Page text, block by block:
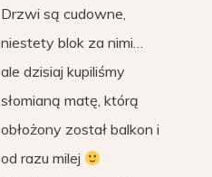
Drzwi są cudowne,
niestety blok za nimi…
ale dzisiaj kupiliśmy
słomianą matę, którą
obłożony został balkon i
od razu milej